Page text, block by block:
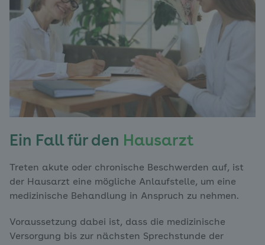
Ein Fall für den Hausarzt
Treten akute oder chronische Beschwerden auf, ist
der Hausarzt eine mögliche Anlaufstelle, um eine
medizinische Behandlung in Anspruch zu nehmen.
Voraussetzung dabei ist, dass die medizinische
Versorgung bis zur nächsten Sprechstunde der